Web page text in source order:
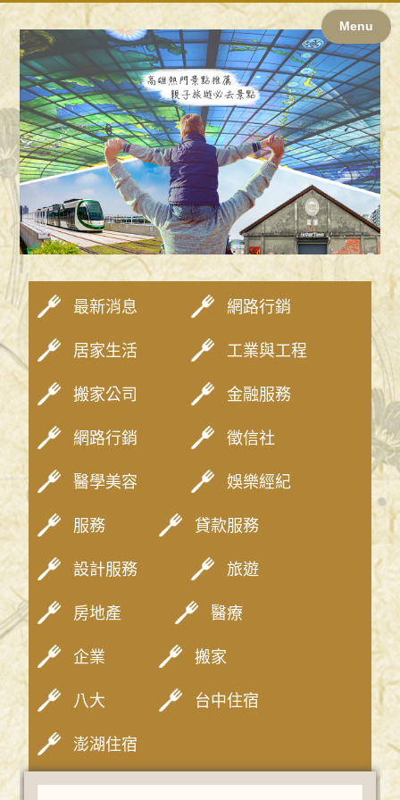
Menu
最新消息 網路行銷
居家生活 工業與工程
搬家公司 金融服務
網路行銷 徵信社
醫學美容 娛樂經紀
服務 貸款服務
設計服務 旅遊
房地產 醫療
企業 搬家
八大 台中住宿
澎湖住宿